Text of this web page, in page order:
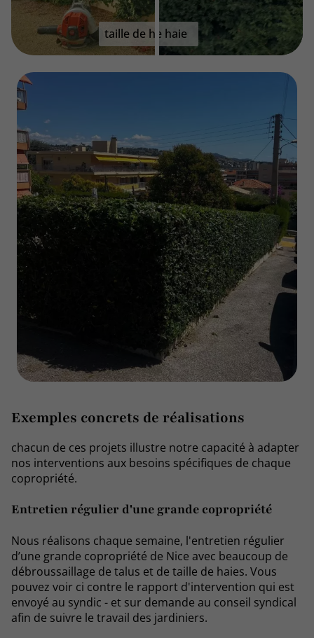
taille de haie avant
taille de haie
Exemples concrets de réalisations
chacun de ces projets illustre notre capacité à adapter
nos interventions aux besoins spécifiques de chaque
copropriété.
Entretien régulier d'une grande copropriété
Nous réalisons chaque semaine, l'entretien régulier
d’une grande copropriété de Nice avec beaucoup de
débroussaillage de talus et de taille de haies. Vous
pouvez voir ci contre le rapport d'intervention qui est
envoyé au syndic - et sur demande au conseil syndical
afin de suivre le travail des jardiniers.